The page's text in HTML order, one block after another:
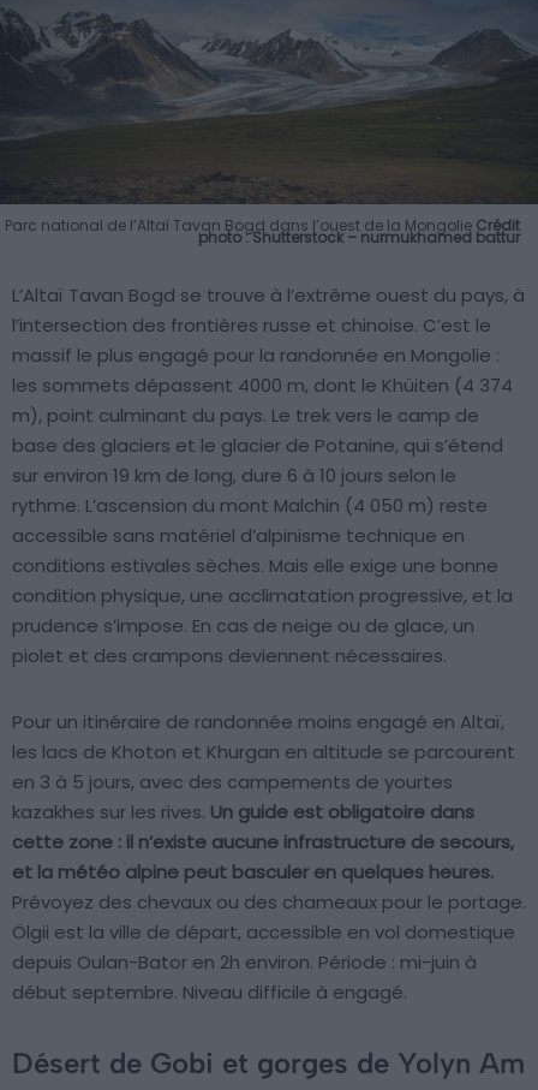
Parc national de l’Altaï Tavan Bogd dans l’ouest de la Mongolie Crédit
photo : Shutterstock – nurmukhamed battur
L’Altaï Tavan Bogd se trouve à l’extrême ouest du pays, à
l’intersection des frontières russe et chinoise. C’est le
massif le plus engagé pour la randonnée en Mongolie :
les sommets dépassent 4000 m, dont le Khüiten (4 374
m), point culminant du pays. Le trek vers le camp de
base des glaciers et le glacier de Potanine, qui s’étend
sur environ 19 km de long, dure 6 à 10 jours selon le
rythme. L’ascension du mont Malchin (4 050 m) reste
accessible sans matériel d’alpinisme technique en
conditions estivales sèches. Mais elle exige une bonne
condition physique, une acclimatation progressive, et la
prudence s’impose. En cas de neige ou de glace, un
piolet et des crampons deviennent nécessaires.
Pour un itinéraire de randonnée moins engagé en Altaï,
les lacs de Khoton et Khurgan en altitude se parcourent
en 3 à 5 jours, avec des campements de yourtes
kazakhes sur les rives. Un guide est obligatoire dans
cette zone : il n’existe aucune infrastructure de secours,
et la météo alpine peut basculer en quelques heures.
Prévoyez des chevaux ou des chameaux pour le portage.
Ölgii est la ville de départ, accessible en vol domestique
depuis Oulan-Bator en 2h environ. Période : mi-juin à
début septembre. Niveau difficile à engagé.
Désert de Gobi et gorges de Yolyn Am